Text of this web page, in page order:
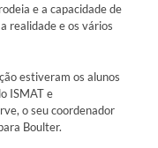
e a capacidade de
realidade e os vários
estiveram os alunos
ISMAT e
o seu coordenador
Boulter.